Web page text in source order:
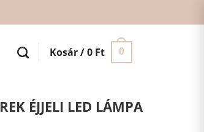
Kosár /0 Ft 0
ÉJJELI LED LÁMPA